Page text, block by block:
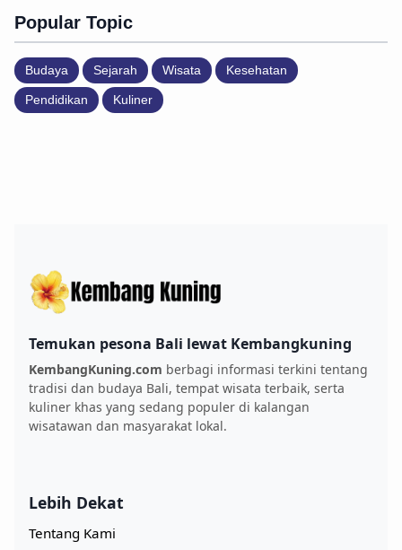
Popular Topic
Budaya Sejarah Wisata Kesehatan
Pendidikan Kuliner
Temukan pesona Bali lewat Kembangkuning
KembangKuning.com berbagi informasi terkini tentang
tradisi dan budaya Bali, tempat wisata terbaik, serta
kuliner khas yang sedang populer di kalangan
wisatawan dan masyarakat lokal.
Lebih Dekat
Tentang Kami